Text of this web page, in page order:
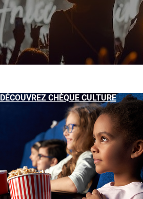
DÉCOUVREZ CHÈQUE CULTURE